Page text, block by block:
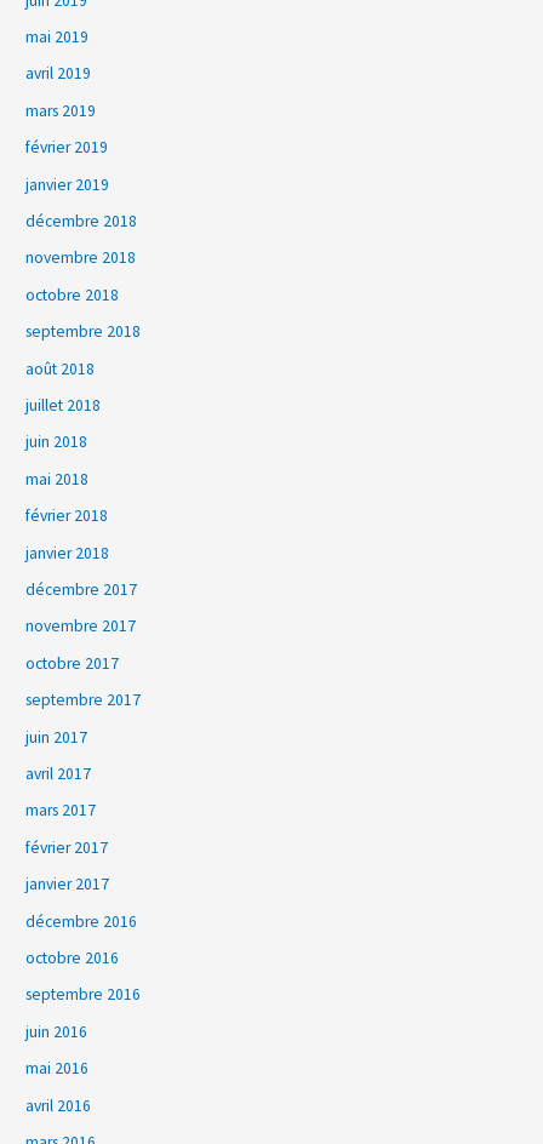
mai 2019
avril 2019
mars 2019
février 2019
janvier 2019
décembre 2018
novembre 2018
octobre 2018
septembre 2018
août 2018
juillet 2018
juin 2018
mai 2018
février 2018
janvier 2018
décembre 2017
novembre 2017
octobre 2017
septembre 2017
juin 2017
avril 2017
mars 2017
février 2017
janvier 2017
décembre 2016
octobre 2016
septembre 2016
juin 2016
mai 2016
avril 2016